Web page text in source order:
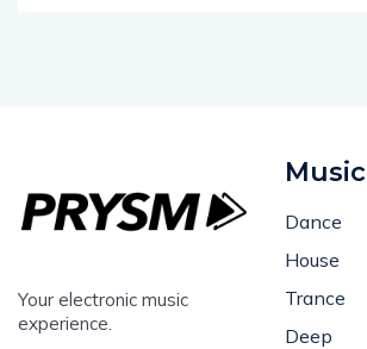
Your electronic music
experience.
Music
Dance
House
Trance
Deep